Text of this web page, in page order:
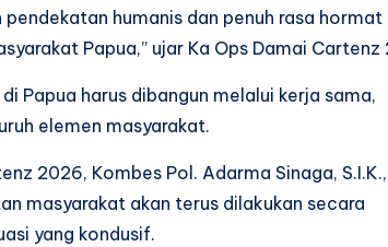
humanis dan penuh rasa hormat
Papua,” ujar Ka Ops Damai Cartenz
Papua harus dibangun melalui kerja sama,
elemen masyarakat.
2026, Kombes Pol. Adarma Sinaga, S.I.K.,
masyarakat akan terus dilakukan secara
yang kondusif.